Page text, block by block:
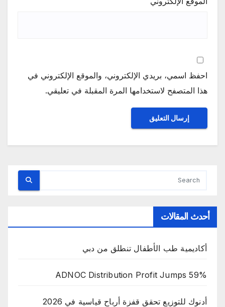
احفظ اسمي، بريدي الإلكتروني، والموقع الإلكتروني في
هذا المتصفح لاستخدامها المرة المقبلة في تعليقي.
أحدث المقالات
أكاديمية طب الأطفال تنطلق من دبي
ADNOC Distribution Profit Jumps 59%
أدنوك للتوزيع تحقق قفزة أرباح قياسية في 2026